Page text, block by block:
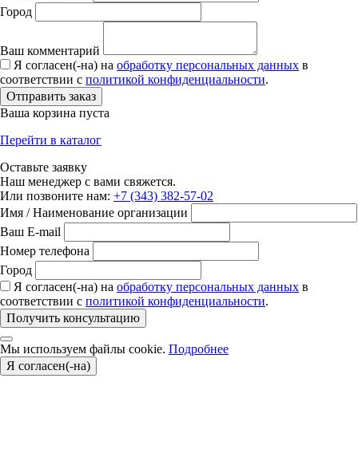
Город
Ваш комментарий
Я согласен(-на) на обработку персональных данных в
соответствии с политикой конфиденциальности.
Отправить заказ
Ваша корзина пуста
Перейти в каталог
Оставьте заявку
Наш менеджер с вами свяжется.
Или позвоните нам: +7 (343) 382-57-02
Имя / Наименование организации
Ваш E-mail
Номер телефона
Город
Я согласен(-на) на обработку персональных данных в
соответствии с политикой конфиденциальности.
Получить консультацию
Мы используем файлы cookie. Подробнее
Я согласен(-на)